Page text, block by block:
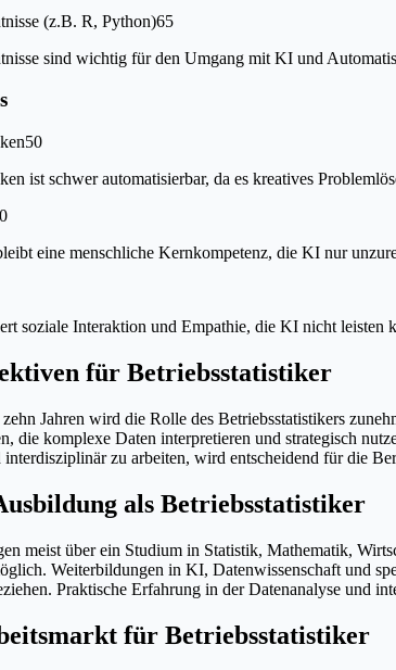
(z.B. R, Python)65
sind wichtig für den Umgang mit KI und
50
ist schwer automatisierbar, da es kreatives
eine menschliche Kernkompetenz, die KI nur
soziale Interaktion und Empathie, die KI nicht leisten
für Betriebsstatistiker
Jahren wird die Rolle des Betriebsstatistikers
die komplexe Daten interpretieren und strategisch
zu arbeiten, wird entscheidend für die
als Betriebsstatistiker
meist über ein Studium in Statistik, Mathematik,
Weiterbildungen in KI, Datenwissenschaft und
Praktische Erfahrung in der Datenanalyse und
für Betriebsstatistiker